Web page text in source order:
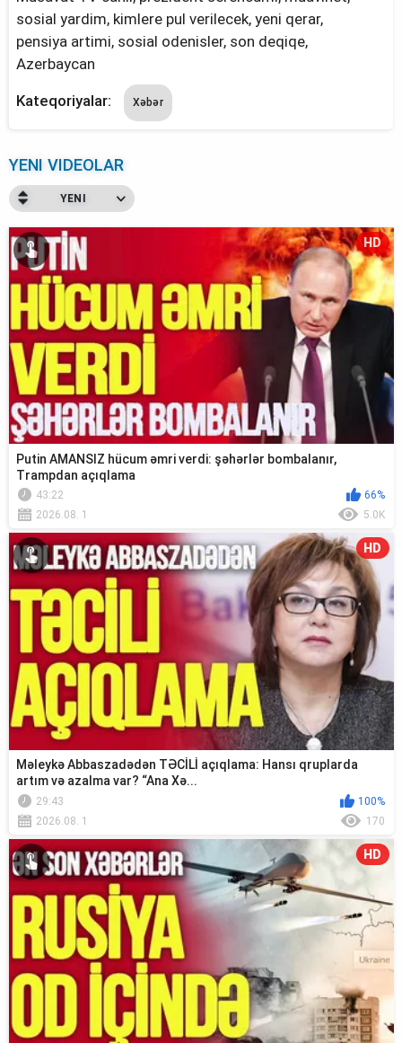
sosial yardim, kimlere pul verilecek, yeni qerar,
pensiya artimi, sosial odenisler, son deqiqe,
Azerbaycan
Kateqoriyalar: Xəbər
YENI VIDEOLAR
YENI
HD
Putin AMANSIZ hücum əmri verdi: şəhərlər bombalanır,
Trampdan açıqlama
43:22
66%
2026.08. 1
5.0K
HD
Məleykə Abbaszadədən TƏCİLİ açıqlama: Hansı qruplarda
artım və azalma var? “Ana Xə...
29:43
100%
2026.08. 1
170
HD